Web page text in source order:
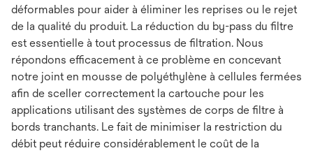
déformables pour aider à éliminer les reprises ou le rejet
de la qualité du produit. La réduction du by-pass du filtre
est essentielle à tout processus de filtration. Nous
répondons efficacement à ce problème en concevant
notre joint en mousse de polyéthylène à cellules fermées
afin de sceller correctement la cartouche pour les
applications utilisant des systèmes de corps de filtre à
bords tranchants. Le fait de minimiser la restriction du
débit peut réduire considérablement le coût de la